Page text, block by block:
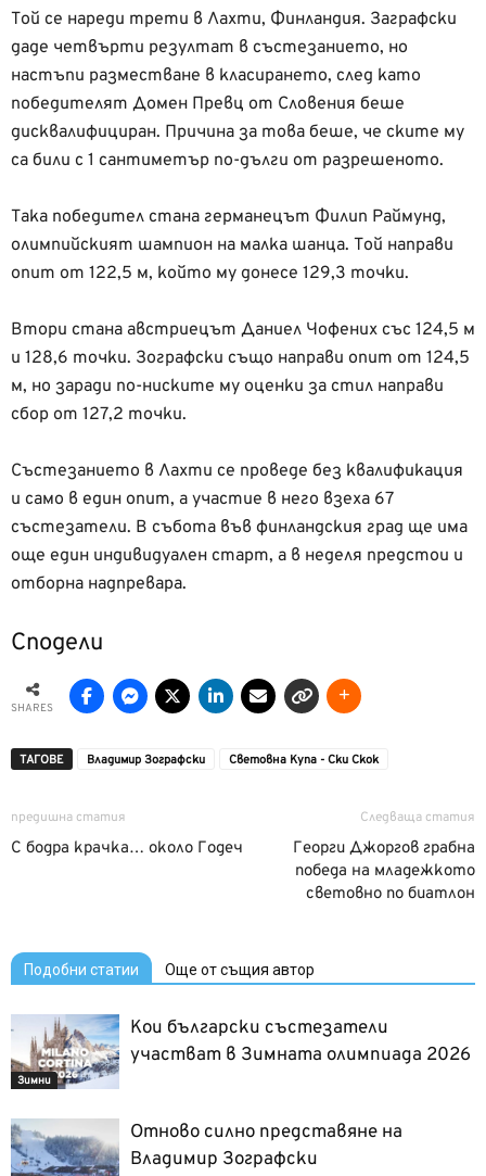
Той се нареди трети в Лахти, Финландия. Заграфски
даде четвърти резултат в състезанието, но
настъпи разместване в класирането, след като
победителят Домен Превц от Словения беше
дисквалифициран. Причина за това беше, че ските му
са били с 1 сантиметър по-дълги от разрешеното.
Така победител стана германецът Филип Раймунд,
олимпийският шампион на малка шанца. Той направи
опит от 122,5 м, който му донесе 129,3 точки.
Втори стана австриецът Даниел Чофених със 124,5 м
и 128,6 точки. Зографски също направи опит от 124,5
м, но заради по-ниските му оценки за стил направи
сбор от 127,2 точки.
Състезанието в Лахти се проведе без квалификация
и само в един опит, а участие в него взеха 67
състезатели. В събота във финландския град ще има
още един индивидуален старт, а в неделя предстои и
отборна надпревара.
Сподели
SHARES
ТАГОВЕ Владимир Зографски Световна Купа - Ски Скок
предишна статия
С бодра крачка… около Годеч
Следваща статия
Георги Джоргов грабна
победа на младежкото
световно по биатлон
Подобни статии Още от същия автор
Зимни
Кои български състезатели
участват в Зимната олимпиада 2026
Отново силно представяне на
Владимир Зографски